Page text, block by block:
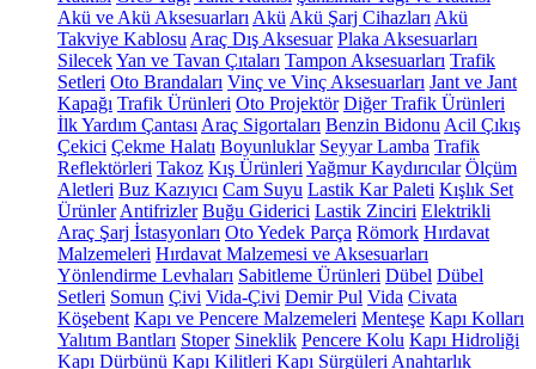
Akü ve Akü Aksesuarları Akü Akü Şarj Cihazları Akü
Takviye Kablosu Araç Dış Aksesuar Plaka Aksesuarları
SilecekYan ve Tavan Çıtaları Tampon Aksesuarları Trafik
Setleri Oto Brandaları Vinç ve Vinç Aksesuarları Jant ve Jant
Kapağı Trafik Ürünleri Oto Projektör Diğer Trafik Ürünleri
İlk Yardım Çantası Araç Sigortaları Benzin Bidonu Acil Çıkış
Çekici Çekme Halatı Boyunluklar Seyyar Lamba Trafik
Reflektörleri Takoz Kış Ürünleri Yağmur Kaydırıcılar Ölçüm
Aletleri Buz Kazıyıcı Cam Suyu Lastik Kar Paleti Kışlık Set
Ürünler Antifrizler Buğu Giderici Lastik Zinciri Elektrikli
Araç Şarj İstasyonları Oto Yedek Parça Römork Hırdavat
Malzemeleri Hırdavat Malzemesi ve Aksesuarları
Yönlendirme Levhaları Sabitleme Ürünleri Dübel Dübel
Setleri Somun Çivi Vida-Çivi Demir Pul Vida Civata
Köşebent Kapı ve Pencere Malzemeleri Menteşe Kapı Kolları
Yalıtım Bantları Stoper Sineklik Pencere Kolu Kapı Hidroliği
Kapı Dürbünü Kapı Kilitleri Kapı Sürgüleri Anahtarlık